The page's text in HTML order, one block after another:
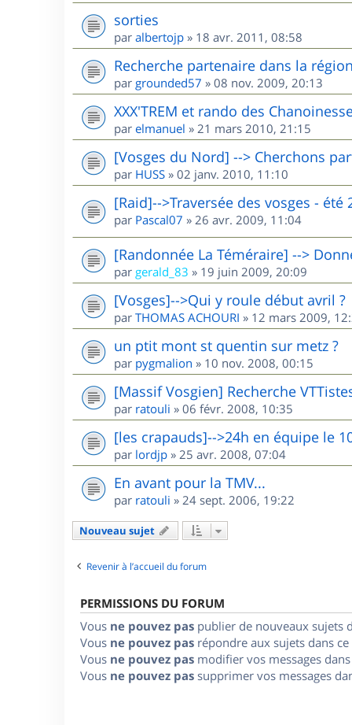
sorties
par albertojp » 18 avr. 2011, 08:58
Recherche partenaire dans la
par grounded57 » 08 nov. 2009, 20:13
XXX'TREM et rando des
par elmanuel » 21 mars 2010, 21:15
[Vosges du Nord] --> Cherchons
par HUSS » 02 janv. 2010, 11:10
[Raid]-->Traversée des vosges - été
par Pascal07 » 26 avr. 2009, 11:04
[Randonnée La Téméraire] -->
par gerald_83 » 19 juin 2009, 20:09
[Vosges]-->Qui y roule début avril ?
par THOMAS ACHOURI » 12 mars 2009,
un ptit mont st quentin sur metz ?
par pygmalion » 10 nov. 2008, 00:15
[Massif Vosgien] Recherche
par ratouli » 06 févr. 2008, 10:35
[les crapauds]-->24h en équipe le
par lordjp » 25 avr. 2008, 07:04
En avant pour la TMV...
par ratouli » 24 sept. 2006, 19:22
Nouveau sujet
Revenir à l’accueil du forum
PERMISSIONS DU FORUM
Vous ne pouvez pas publier de nouveaux sujets
Vous ne pouvez pas répondre aux sujets dans
Vous ne pouvez pas modifier vos messages
Vous ne pouvez pas supprimer vos messages